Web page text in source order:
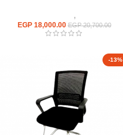
,
EGP20,700.00
EGP18,000.00
-13%